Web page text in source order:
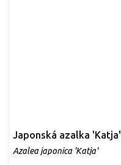
Japonská azalka 'Katja'
Azalea japonica 'Katja'